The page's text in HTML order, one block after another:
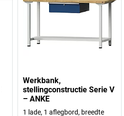
Werkbank,
stellingconstructie Serie V
– ANKE
1 lade, 1 aflegbord, breedte